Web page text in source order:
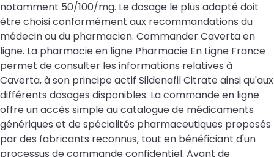
notamment 50/100/mg. Le dosage le plus adapté doit
être choisi conformément aux recommandations du
médecin ou du pharmacien. Commander Caverta en
ligne. La pharmacie en ligne Pharmacie En Ligne France
permet de consulter les informations relatives à
Caverta, à son principe actif Sildenafil Citrate ainsi qu'aux
différents dosages disponibles. La commande en ligne
offre un accès simple au catalogue de médicaments
génériques et de spécialités pharmaceutiques proposés
par des fabricants reconnus, tout en bénéficiant d'un
processus de commande confidentiel. Avant de